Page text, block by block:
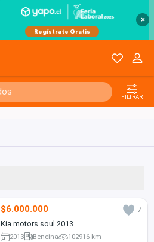
×
FILTRAR
$6.000.000
7
Kia motors soul 2013
2013 Bencina 102916 km